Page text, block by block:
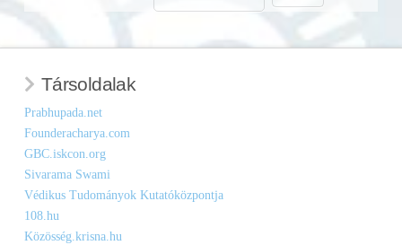
Társoldalak
Prabhupada.net
Founderacharya.com
GBC.iskcon.org
Sivarama Swami
Védikus Tudományok Kutatóközpontja
108.hu
Közösség.krisna.hu